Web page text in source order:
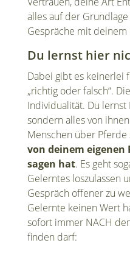
alles auf der
Gespräche mit deinem
Du lernst hier
Dabei gibt es keinerlei
„richtig oder falsch“.
Individualität. Du lernst
sondern alles von
Menschen über Pferde
von deinem eigenen
sagen hat. Es geht
Gelerntes loszulassen
Gespräch offener zu
Gelernte keinen Wert
sofort immer NACH
finden darf: